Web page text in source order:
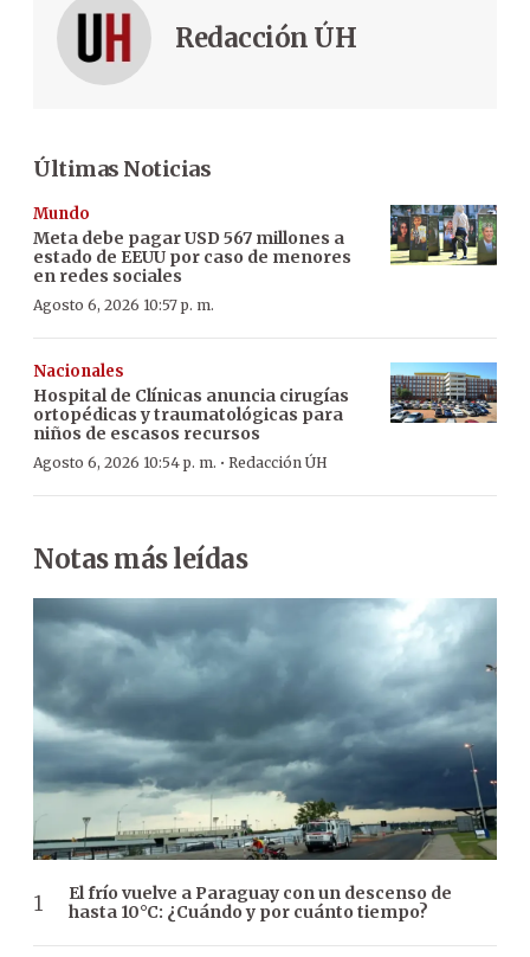
Redacción ÚH
Últimas Noticias
Mundo
Meta debe pagar USD 567 millones a
estado de EEUU por caso de menores
en redes sociales
Agosto 6, 2026 10:57 p. m.
Nacionales
Hospital de Clínicas anuncia cirugías
ortopédicas y traumatológicas para
niños de escasos recursos
Agosto 6, 2026 10:54 p. m. · Redacción ÚH
Notas más leídas
El frío vuelve a Paraguay con un descenso de
hasta 10°C: ¿Cuándo y por cuánto tiempo?